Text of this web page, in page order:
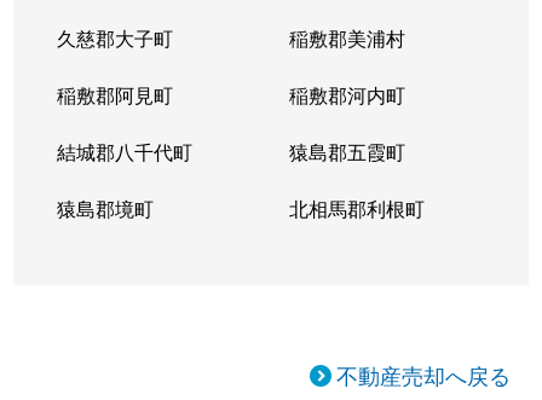
久慈郡大子町 稲敷郡美浦村
稲敷郡阿見町 稲敷郡河内町
結城郡八千代町 猿島郡五霞町
猿島郡境町 北相馬郡利根町
不動産売却へ戻る